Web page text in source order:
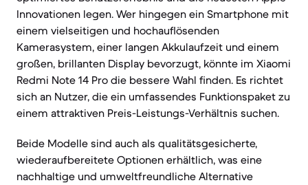
Innovationen legen. Wer hingegen ein Smartphone mit
einem vielseitigen und hochauflösenden
Kamerasystem, einer langen Akkulaufzeit und einem
großen, brillanten Display bevorzugt, könnte im Xiaomi
Redmi Note 14 Pro die bessere Wahl finden. Es richtet
sich an Nutzer, die ein umfassendes Funktionspaket zu
einem attraktiven Preis-Leistungs-Verhältnis suchen.
Beide Modelle sind auch als qualitätsgesicherte,
wiederaufbereitete Optionen erhältlich, was eine
nachhaltige und umweltfreundliche Alternative